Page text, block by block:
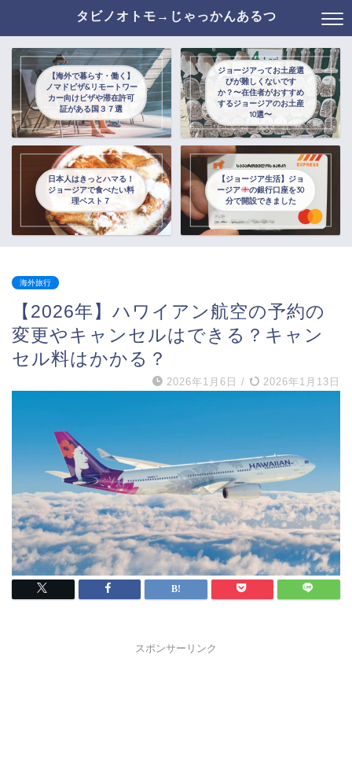
タビノオトモ→じゃっかんあるつ
【海外で暮らす・働く】
ノマドビザ&リモートワー
カー向けビザや滞在許可
証がある国３７選
ジョージアってお土産選
びが難しくないです
か？〜在住者がおすすめ
するジョージアのお土産
10選〜
日本人はきっとハマる！
ジョージアで食べたい料
理ベスト７
【ジョージア生活】ジョ
ージア
の銀行口座を30
分で開設できました
海外旅行
【2026年】ハワイアン航空の予約の
変更やキャンセルはできる？キャン
セル料はかかる？
2026年1月6日 / 2026年1月13日
スポンサーリンク